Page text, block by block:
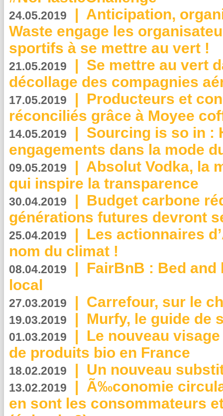
24.05.2019 | Anticipation,
Waste engage les
sportifs à se mettre au vert !
21.05.2019 | Se mettre au vert
décollage des compagnies
17.05.2019 | Producteurs et
réconciliés grâce à Moyee
14.05.2019 | Sourcing is so in :
engagements dans la mode
09.05.2019 | Absolut Vodka, la
qui inspire la transparence
30.04.2019 | Budget carbone
générations futures devront
25.04.2019 | Les actionnaires
nom du climat !
08.04.2019 | FairBnB : Bed
local
27.03.2019 | Carrefour, sur le
19.03.2019 | Murfy, le guide de
01.03.2019 | Le nouveau
de produits bio en France
18.02.2019 | Un nouveau
13.02.2019 | Ã‰conomie
en sont les consommateurs